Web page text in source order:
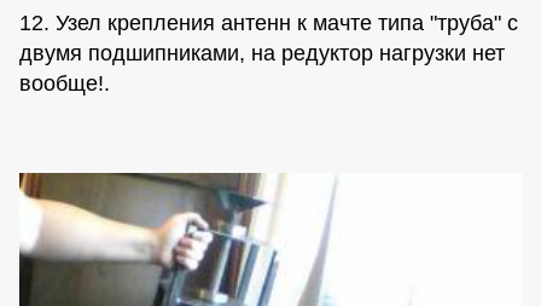
12. Узел крепления антенн к мачте типа "труба" с
двумя подшипниками, на редуктор нагрузки нет
вообще!.